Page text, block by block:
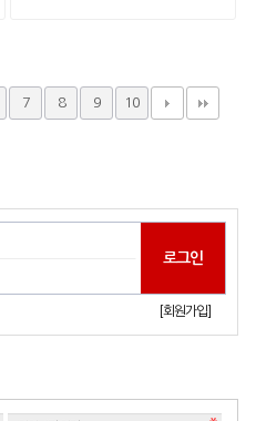
7 8 9 10
[회원가입]